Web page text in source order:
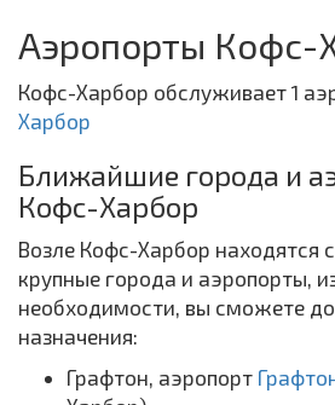
Аэропорты Кофс-
Кофс-Харбор обслуживает 1
Харбор
Ближайшие города и
Кофс-Харбор
Возле Кофс-Харбор находятся
крупные города и аэропорты,
необходимости, вы сможете
назначения:
Графтон, аэропорт